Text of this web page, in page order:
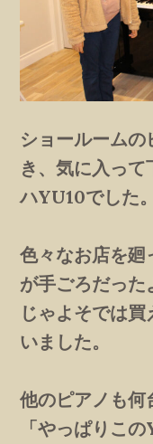
ショールーム
き、気に入っ
ハYU10でした。
色々なお店を廻
が手ごろだっ
じゃよそでは
いました。
他のピアノも何
「やっぱりこ